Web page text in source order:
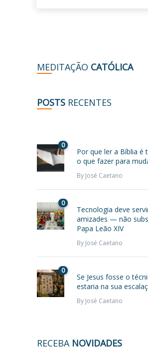
MEDITAÇÃO CATÓLICA
POSTS RECENTES
0
Por que ler a Bíblia é
o que fazer para
By José Caetano
0
Tecnologia deve
amizades — não
Papa Leão XIV
By José Caetano
0
Se Jesus fosse o
estaria na sua
By José Caetano
RECEBA NOVIDADES